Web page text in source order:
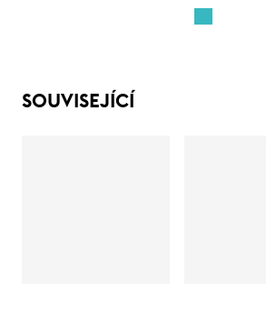
SOUVISEJÍCÍ